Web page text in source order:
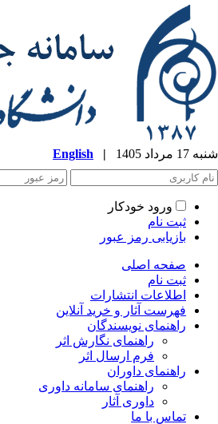
شنبه 17 مرداد 1405 |
English
ورود خودکار
ثبت نام
بازیابی رمز عبور
صفحه اصلی
ثبت نام
اطلاعات انتشارات
فهرست آثار و خرید آنلاین
راهنمای نویسندگان
راهنمای نگارش اثر
فرم ارسال اثر
راهنمای داوران
راهنمای سامانه داوری
داوری آثار
تماس با ما